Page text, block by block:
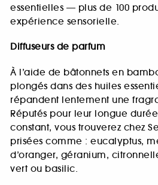
essentielles — plus de 100
expérience sensorielle.
Diffuseurs de parfum
À l’aide de bâtonnets en
plongés dans des huiles
répandent lentement une
Réputés pour leur longue
constant, vous trouverez chez
prisées comme : eucalyptus,
d’oranger, géranium,
vert ou basilic.